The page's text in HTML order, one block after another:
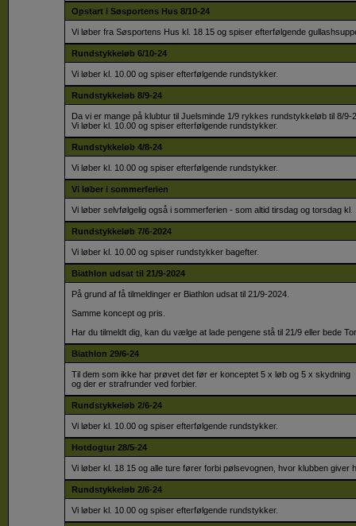
Opstart i Søsportens Hus 8/10-24
Vi løber fra Søsportens Hus kl. 18.15 og spiser efterfølgende
Rundstykkeløb 6/10-24
Vi løber kl. 10.00 og spiser efterfølgende rundstykker.
Rundstykkeløb 8/9-24
Da vi er mange på klubtur til Juelsminde 1/9 rykkes rundstykkeløb til 8/9-
Vi løber kl. 10.00 og spiser efterfølgende rundstykker.
Rundstykkeløb 4/8-24
Vi løber kl. 10.00 og spiser efterfølgende rundstykker.
Vi løber i sommerferien
Vi løber selvfølgelig også i sommerferien - som altid tirsdag og torsdag
Rundstykkeløb 7/6-2024
Vi løber kl. 10.00 og spiser rundstykker bagefter.
Biathlon udsat til 21/9-2024
På grund af få tilmeldinger er Biathlon udsat til 21/9-2024.
Samme koncept og pris.
Har du tilmeldt dig, kan du vælge at lade pengene stå til 21/9 eller bede
Biathlon 29/6-24
Til dem som ikke har prøvet det før er konceptet 5 x løb og 5 x skydning
og der er strafrunder ved forbier.
Rundstykkeløb 2/6-24
Vi løber kl. 10.00 og spiser efterfølgende rundstykker.
Hotdogtur 28/5-24
Vi løber kl. 18.15 og alle ture fører forbi pølsevognen, hvor klubben giver
Rundstykkeløb 2/6-24
Vi løber kl. 10.00 og spiser efterfølgende rundstykker.